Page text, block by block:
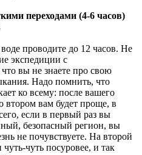
переходами (4-6 часов)
проводите до 12 часов. Не
экспедиции с
вы не знаете про свою
Надо помнить, что
ко всему: после вашего
втором вам будет проще, в
если в первый раз вы
безопасный регион, вы
не почувствуете. На второй
чуть посуровее, и так